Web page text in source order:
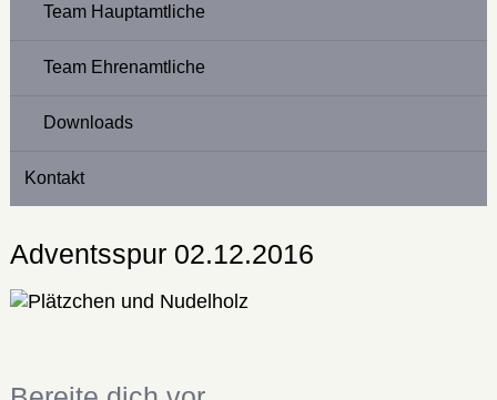
Team Hauptamtliche
Team Ehrenamtliche
Downloads
Kontakt
Adventsspur 02.12.2016